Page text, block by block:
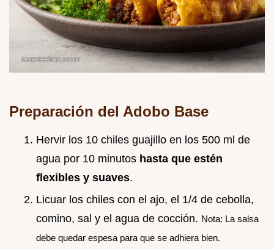
Preparación del Adobo Base
Hervir los 10 chiles guajillo en los 500 ml de
agua por 10 minutos hasta que estén
flexibles y suaves.
Licuar los chiles con el ajo, el 1/4 de cebolla,
comino, sal y el agua de cocción. Nota: La salsa
debe quedar espesa para que se adhiera bien.